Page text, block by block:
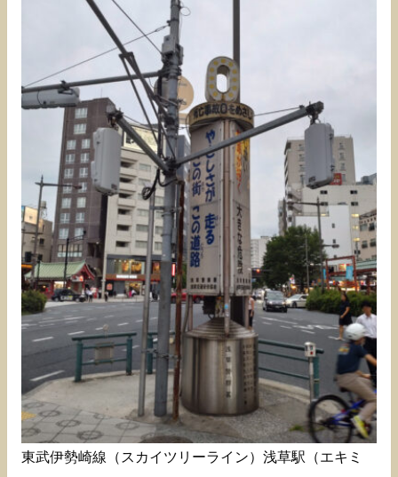
東武伊勢崎線（スカイツリーライン）浅草駅（エキミ